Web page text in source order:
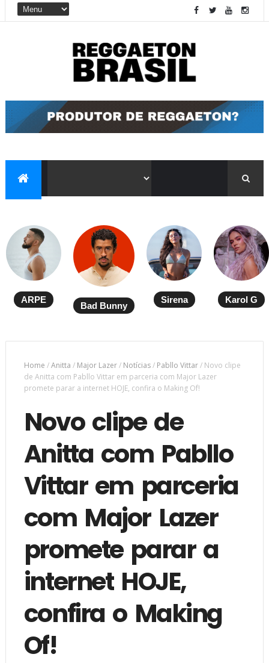
ARPE
Bad Bunny
Sirena Karol G
Home /Anitta / Major Lazer/ Notícias/ Pabllo Vittar/ Novo clipe
de Anitta com Pabllo Vittar em parceria com Major Lazer
promete parar a internet HOJE, confira o Making Of!
Novo clipe de
Anitta com Pabllo
Vittar em parceria
com Major Lazer
promete parar a
internet HOJE,
confira o Making
Of!